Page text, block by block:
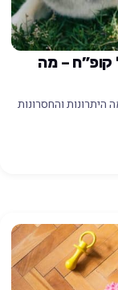
קופ”ח – מה
היתרונות והחסרונות